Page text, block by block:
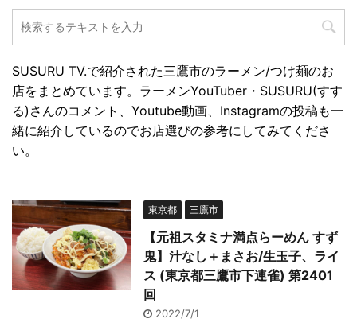
SUSURU TV.で紹介された三鷹市のラーメン/つけ麺のお
店をまとめています。ラーメンYouTuber・SUSURU(すす
る)さんのコメント、Youtube動画、Instagramの投稿も一
緒に紹介しているのでお店選びの参考にしてみてくださ
い。
東京都 三鷹市
【元祖スタミナ満点らーめん すず
鬼】汁なし＋まさお/生玉子、ライ
ス (東京都三鷹市下連雀) 第2401
回
2022/7/1